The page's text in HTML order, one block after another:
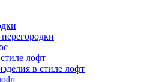
лофт
в стиле лофт